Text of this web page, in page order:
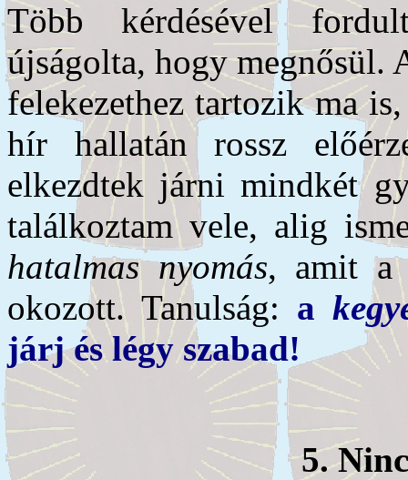
Több kérdésével
újságolta, hogy megnősül.
felekezethez tartozik ma
hír hallatán rossz
elkezdtek járni mindkét
találkoztam vele, alig
hatalmas nyomás, amit a
okozott. Tanulság: a
járj és légy szabad!
5.